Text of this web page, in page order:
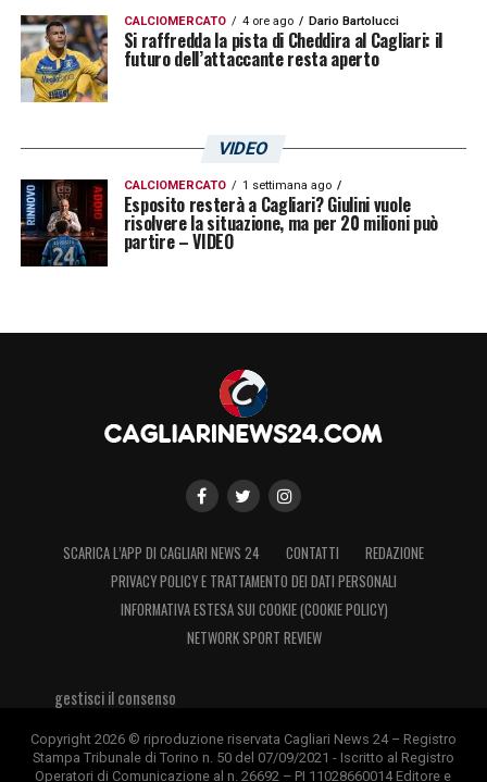
CALCIOMERCATO 4 ore ago Dario Bartolucci
Si raffredda la pista di Cheddira al Cagliari: il
futuro dell’attaccante resta aperto
VIDEO
CALCIOMERCATO 1 settimana ago
Esposito resterà a Cagliari? Giulini vuole
risolvere la situazione, ma per 20 milioni può
partire – VIDEO
SCARICA L’APP DI CAGLIARI NEWS 24 CONTATTI
REDAZIONE
PRIVACY POLICY E TRATTAMENTO DEI DATI PERSONALI
INFORMATIVA ESTESA SUI COOKIE (COOKIE POLICY)
NETWORK SPORT REVIEW
gestisci il consenso
Copyright 2026 © riproduzione riservata Cagliari News 24 – Registro
Stampa Tribunale di Torino n. 50 del 07/09/2021 - Iscritto al Registro
Operatori di Comunicazione al n. 26692 – PI 11028660014 Editore e